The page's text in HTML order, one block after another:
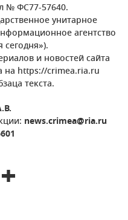
№ ФС77-57640.
унитарное
агентство
и новостей сайта
на https://crimea.ria.ru
текста.
news.crimea@ria.ru